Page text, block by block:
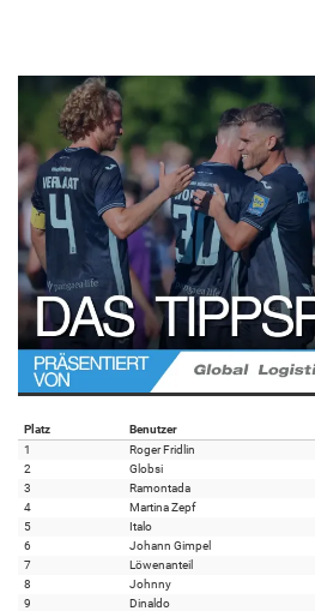
Platz Benutzer
1
Roger Fridlin
2
Globsi
3
Ramontada
4
Martina Zepf
5
Italo
6
Johann Gimpel
7
Löwenanteil
8
Johnny
9
Dinaldo